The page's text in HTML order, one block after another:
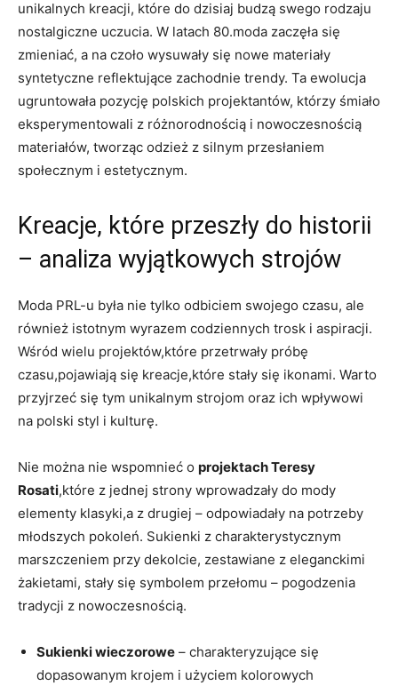
unikalnych kreacji, które do dzisiaj budzą swego rodzaju
nostalgiczne uczucia. W latach 80.moda zaczęła się
zmieniać, a na czoło wysuwały się nowe materiały
syntetyczne reflektujące zachodnie trendy. Ta ewolucja
ugruntowała pozycję polskich projektantów, którzy śmiało
eksperymentowali z różnorodnością i nowoczesnością
materiałów, tworząc odzież z silnym przesłaniem
społecznym i estetycznym.
Kreacje, które przeszły do historii
– analiza wyjątkowych strojów
Moda PRL-u była nie tylko odbiciem swojego czasu, ale
również istotnym wyrazem codziennych trosk i aspiracji.
Wśród wielu projektów,które przetrwały próbę
czasu,pojawiają się kreacje,które stały się ikonami. Warto
przyjrzeć się tym unikalnym strojom oraz ich wpływowi
na polski styl i kulturę.
Nie można nie wspomnieć o projektach Teresy
Rosati,które z jednej strony wprowadzały do mody
elementy klasyki,a z drugiej – odpowiadały na potrzeby
młodszych pokoleń. Sukienki z charakterystycznym
marszczeniem przy dekolcie, zestawiane z eleganckimi
żakietami, stały się symbolem przełomu – pogodzenia
tradycji z nowoczesnością.
Sukienki wieczorowe – charakteryzujące się
dopasowanym krojem i użyciem kolorowych